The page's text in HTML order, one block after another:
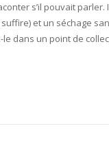
s’il pouvait parler.
et un séchage
dans un point de